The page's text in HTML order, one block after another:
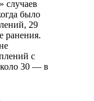
случаев
было
29
ранения.
с
30 — в